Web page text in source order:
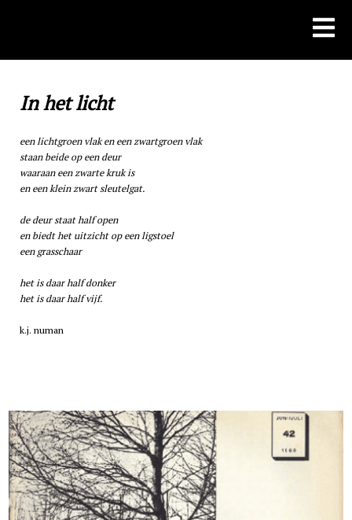
In het licht
een lichtgroen vlak en een zwartgroen vlak
staan beide op een deur
waaraan een zwarte kruk is
en een klein zwart sleutelgat.
de deur staat half open
en biedt het uitzicht op een ligstoel
een grasschaar
het is daar half donker
het is daar half vijf.
k.j. numan